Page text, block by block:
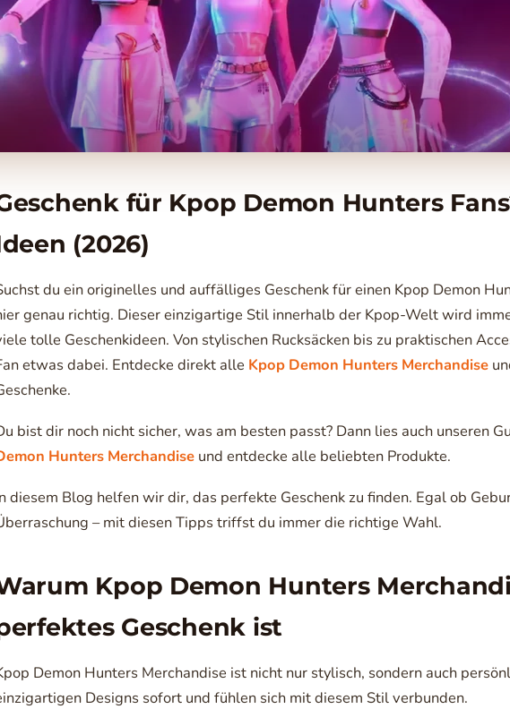
für Kpop Demon Hunters
(2026)
du ein originelles und auffälliges Geschenk für einen Kpop Demon
genau richtig. Dieser einzigartige Stil innerhalb der Kpop-Welt wird
tolle Geschenkideen. Von stylischen Rucksäcken bis zu praktischen
etwas dabei. Entdecke direkt alle Kpop Demon Hunters Merchandise
bist dir noch nicht sicher, was am besten passt? Dann lies auch unseren
Hunters Merchandise und entdecke alle beliebten Produkte.
diesem Blog helfen wir dir, das perfekte Geschenk zu finden. Egal ob
– mit diesen Tipps triffst du immer die richtige Wahl.
Kpop Demon Hunters
Geschenk ist
Demon Hunters Merchandise ist nicht nur stylisch, sondern auch
Designs sofort und fühlen sich mit diesem Stil verbunden.